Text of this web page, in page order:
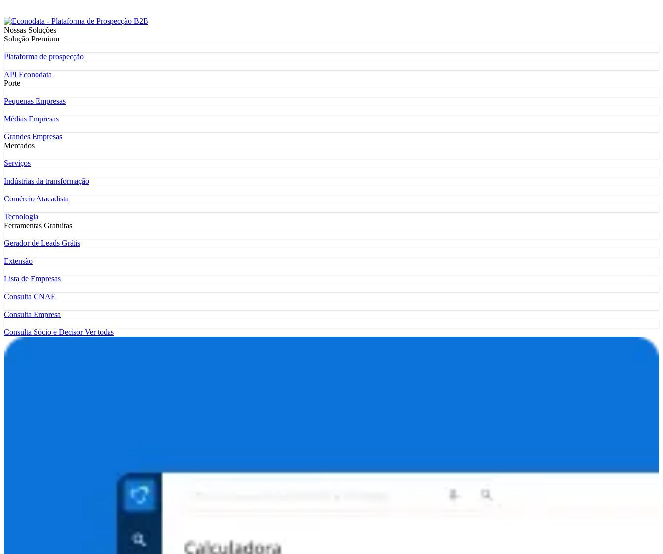
Nossas Soluções
Solução Premium
Plataforma de prospecção
API Econodata
Porte
Pequenas Empresas
Médias Empresas
Grandes Empresas
Mercados
Serviços
Indústrias da transformação
Comércio Atacadista
Tecnologia
Ferramentas Gratuitas
Gerador de Leads Grátis
Extensão
Lista de Empresas
Consulta CNAE
Consulta Empresa
Consulta Sócio e DecisorVer todas